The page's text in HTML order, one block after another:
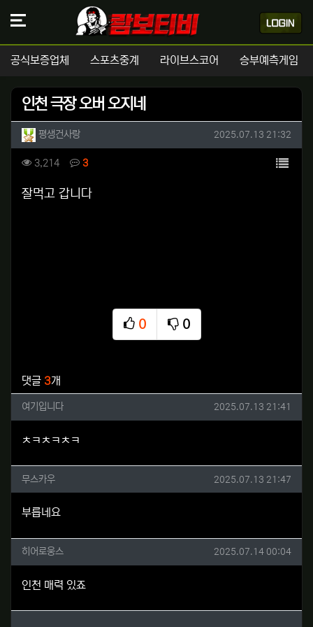
공식보증업체 스포츠중계 라이브스코어 승부예측게임
인천 극장 오버 오지네
작성자 정보
평생건사랑작성 작성일
2025.07.13 21:32
컨텐츠 정보
3,214조회 3댓글 목록
본문
잘먹고 갑니다
0
추천
0
비추천
댓글 3개
여기입니다님의 댓글
여기입니다 작성일
2025.07.13 21:41
ㅊㅋㅊㅋㅊㅋ
무스카우님의 댓글
무스카우 작성일
2025.07.13 21:47
부릅네요
히어로웅스님의 댓글
히어로웅스 작성일
2025.07.14 00:04
인천 매력 있죠